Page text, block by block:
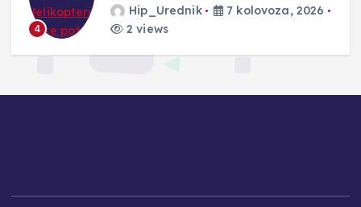
4
Hip_Urednik
7 kolovoza, 2026
2 views